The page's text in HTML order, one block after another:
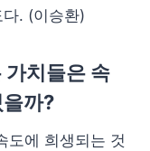
. (이승환)
가치들은 속
까?
도에 희생되는 것